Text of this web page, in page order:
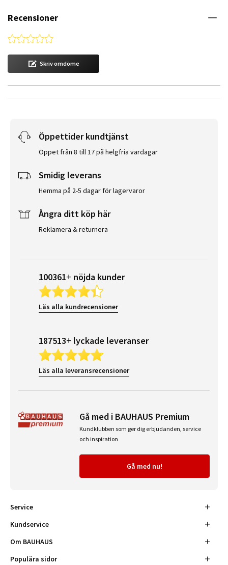
Recensioner
0.0 star rating
Skriv omdöme
Öppettider kundtjänst
Öppet från 8 till 17 på helgfria vardagar
Smidig leverans
Hemma på 2-5 dagar för lagervaror
Ångra ditt köp här
Reklamera & returnera
100361+ nöjda kunder
Läs alla kundrecensioner
187513+ lyckade leveranser
Läs alla leveransrecensioner
Gå med i BAUHAUS Premium
Kundklubben som ger dig erbjudanden, service
och inspiration
Gå med nu!
Service
Kundservice
Om BAUHAUS
Populära sidor